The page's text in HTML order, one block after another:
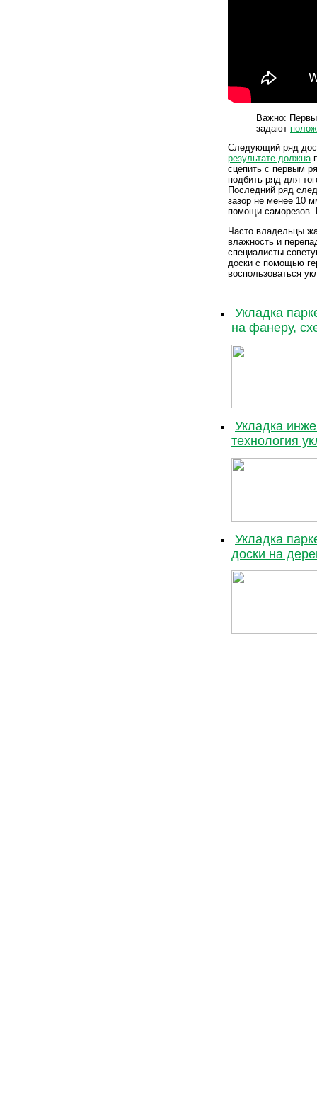
Важно:
задают
Следующий ряд
результате должна
сцепить с первым
подбить ряд для
Последний ряд
зазор не менее 10
помощи саморезов.
Часто владельцы
влажность и
специалисты
доски с помощью
воспользоваться
Укладка
на фанеру,
Укладка
технология
Укладка
доски на